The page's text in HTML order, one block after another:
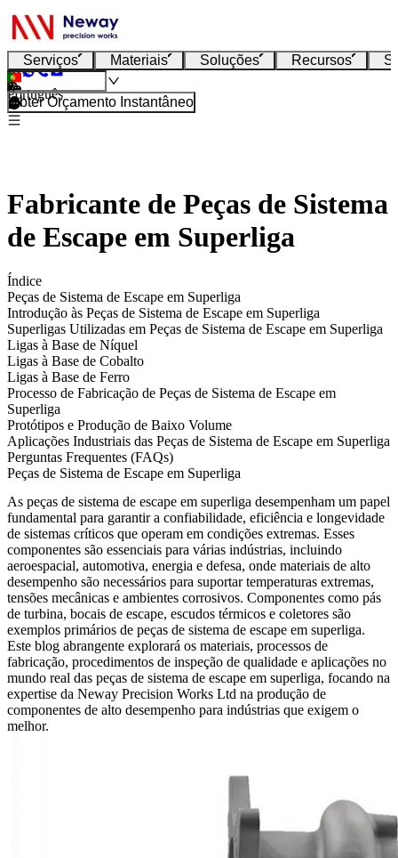
Serviços Materiais Soluções Recursos
Português
Obter Orçamento Instantâneo
Fabricante de Peças de Sistema
de Escape em Superliga
Índice
Peças de Sistema de Escape em Superliga
Introdução às Peças de Sistema de Escape em Superliga
Superligas Utilizadas em Peças de Sistema de Escape em Superliga
Ligas à Base de Níquel
Ligas à Base de Cobalto
Ligas à Base de Ferro
Processo de Fabricação de Peças de Sistema de Escape em
Superliga
Protótipos e Produção de Baixo Volume
Aplicações Industriais das Peças de Sistema de Escape em Superliga
Perguntas Frequentes (FAQs)
Peças de Sistema de Escape em Superliga
As peças de sistema de escape em superliga desempenham um papel
fundamental para garantir a confiabilidade, eficiência e longevidade
de sistemas críticos que operam em condições extremas. Esses
componentes são essenciais para várias indústrias, incluindo
aeroespacial, automotiva, energia e defesa, onde materiais de alto
desempenho são necessários para suportar temperaturas extremas,
tensões mecânicas e ambientes corrosivos. Componentes como pás
de turbina, bocais de escape, escudos térmicos e coletores são
exemplos primários de peças de sistema de escape em superliga.
Este blog abrangente explorará os materiais, processos de
fabricação, procedimentos de inspeção de qualidade e aplicações no
mundo real das peças de sistema de escape em superliga, focando na
expertise da Neway Precision Works Ltd na produção de
componentes de alto desempenho para indústrias que exigem o
melhor.